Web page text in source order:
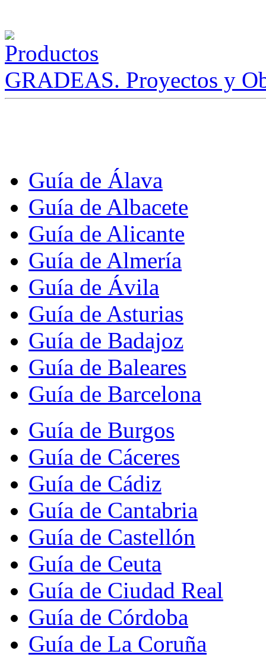
GRADEAS. Proyectos y
Guía de Álava
Guía de Albacete
Guía de Alicante
Guía de Almería
Guía de Ávila
Guía de Asturias
Guía de Badajoz
Guía de Baleares
Guía de Barcelona
Guía de Burgos
Guía de Cáceres
Guía de Cádiz
Guía de Cantabria
Guía de Castellón
Guía de Ceuta
Guía de Ciudad Real
Guía de Córdoba
Guía de La Coruña